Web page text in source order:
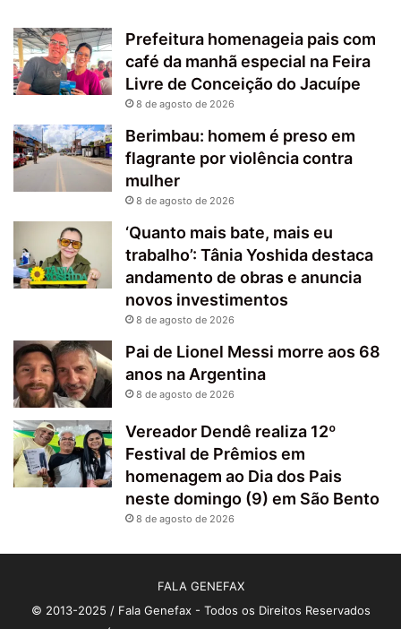
Prefeitura homenageia pais com
café da manhã especial na Feira
Livre de Conceição do Jacuípe
8 de agosto de 2026
Berimbau: homem é preso em
flagrante por violência contra
mulher
8 de agosto de 2026
‘Quanto mais bate, mais eu
trabalho’: Tânia Yoshida destaca
andamento de obras e anuncia
novos investimentos
8 de agosto de 2026
Pai de Lionel Messi morre aos 68
anos na Argentina
8 de agosto de 2026
Vereador Dendê realiza 12º
Festival de Prêmios em
homenagem ao Dia dos Pais
neste domingo (9) em São Bento
8 de agosto de 2026
FALA GENEFAX
© 2013-2025 / Fala Genefax - Todos os Direitos Reservados